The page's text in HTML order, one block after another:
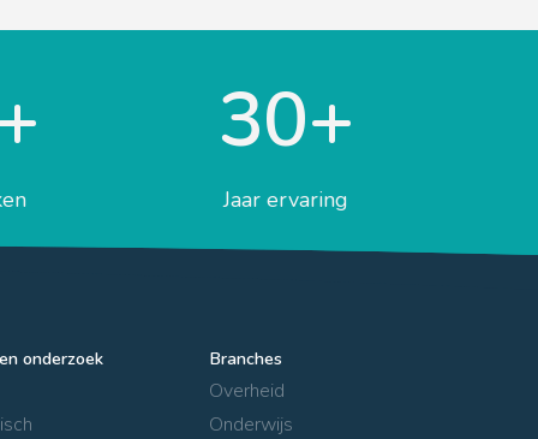
30+
Jaar ervaring
onderzoek Branches
Overheid
Onderwijs